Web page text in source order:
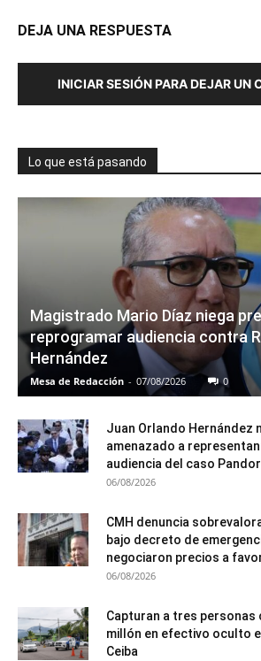
DEJA UNA RESPUESTA
INICIAR SESIÓN PARA DEJAR UN
Lo que está pasando
Magistrado Mario Díaz niega
reprogramar audiencia contra
Hernández
Mesa de Redacción - 07/08/2026 0
Juan Orlando Hernández
amenazado a
audiencia del caso
06/08/2026
CMH denuncia
bajo decreto de
negociaron precios a
06/08/2026
Capturan a tres personas
millón en efectivo oculto
Ceiba